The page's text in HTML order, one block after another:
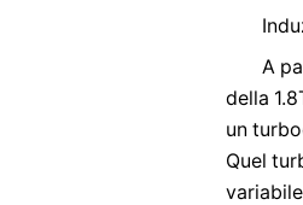
A
della
un
Quel